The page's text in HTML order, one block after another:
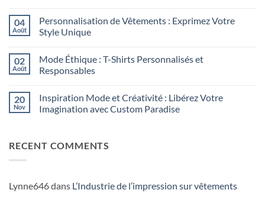
sur
Technologies
d’Impression
Innovations
de
04
Août
Personnalisation de Vêtements : Exprimez Votre
Style Unique
sur
Personnalisation
de
Exprimez
Votre
Style
02
Août
Mode Éthique : T-Shirts Personnalisés et
Responsables
sur
Mode
Éthique
Personnalisés
et
20
Nov
Inspiration Mode et Créativité : Libérez Votre
Imagination avec Custom Paradise
Inspiration
Mode
Libérez
Votre
RECENT COMMENTS
Lynne646dans L’Industrie de l’impression sur vêtements